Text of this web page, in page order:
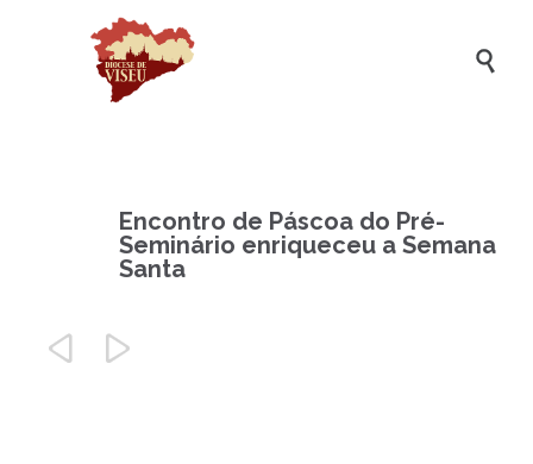

Encontro de Páscoa do Pré-
Seminário enriqueceu a Semana
Santa
 